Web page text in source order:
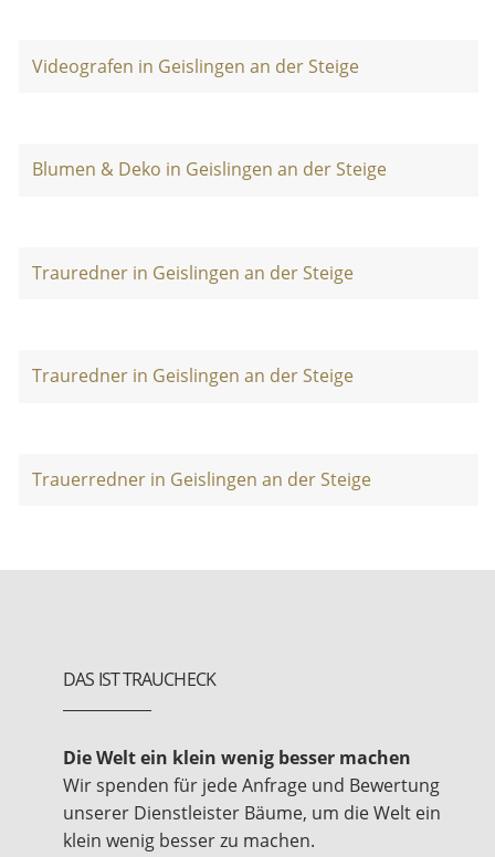
Videografen in Geislingen an der Steige
Blumen & Deko in Geislingen an der Steige
Trauredner in Geislingen an der Steige
Trauredner in Geislingen an der Steige
Trauerredner in Geislingen an der Steige
DAS IST TRAUCHECK
Die Welt ein klein wenig besser machen
Wir spenden für jede Anfrage und Bewertung
unserer Dienstleister Bäume, um die Welt ein
klein wenig besser zu machen.